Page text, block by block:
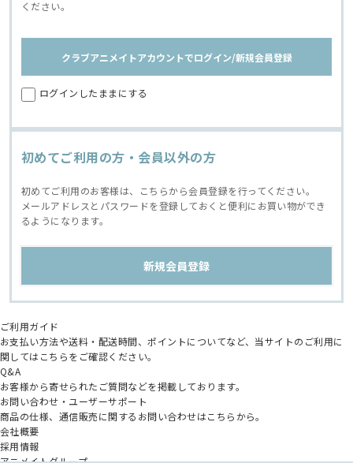
ください。
クラブアニメイトアカウントでログイン/新規会員登録
ログインしたままにする
初めてご利用の方・会員以外の方
初めてご利用のお客様は、こちらから会員登録を行ってください。
メールアドレスとパスワードを登録しておくと便利にお買い物ができ
るようになります。
ご利用ガイド
お支払い方法や送料・配送時間、ポイントについてなど、当サイトのご利用に
関してはこちらをご確認ください。
Q&A
お客様から寄せられたご質問などを掲載しております。
お問い合わせ・ユーザーサポート
商品の仕様、通信販売に関するお問い合わせはこちらから。
会社概要
採用情報